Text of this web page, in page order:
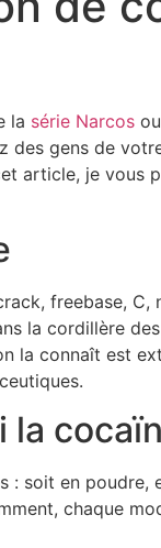
la série Narcos
des gens de
article, je vous
freebase,
la cordillère
la connaît est
la
soit en poudre,
chaque